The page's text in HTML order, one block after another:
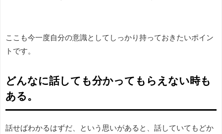
ここも今一度自分の意識としてしっかり持っておきたいポイン
トです。
どんなに話しても分かってもらえない時も
ある。
話せばわかるはずだ、という思いがあると、話していてもどか